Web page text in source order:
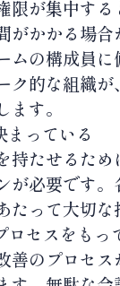
限が集中す
がかかる場
ムの構成員に
ク的な組織
す。
まっている
持たせるため
が必要です
たって大切な
ロセスをもっ
善のプロセ